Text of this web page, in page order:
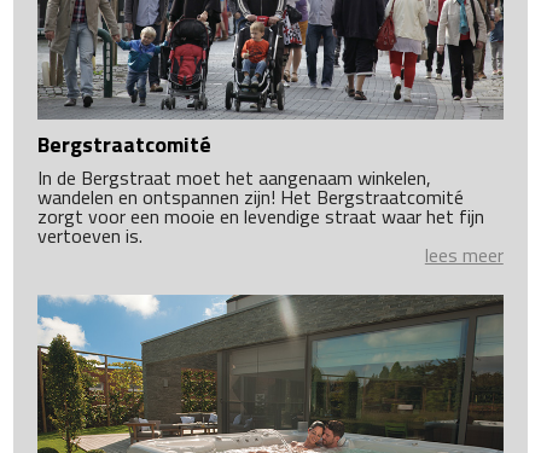
Bergstraatcomité
In de Bergstraat moet het aangenaam winkelen,
wandelen en ontspannen zijn! Het Bergstraatcomité
zorgt voor een mooie en levendige straat waar het fijn
vertoeven is.
lees meer